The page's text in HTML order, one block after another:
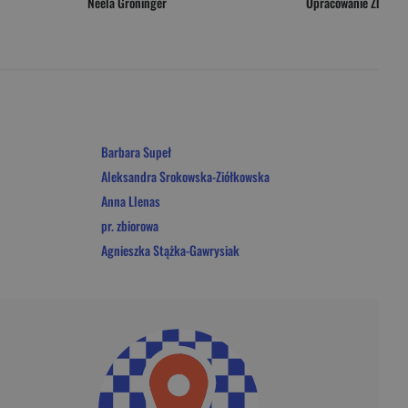
Barbara Supeł
Aleksandra Srokowska-Ziółkowska
Anna Llenas
pr. zbiorowa
Agnieszka Stążka-Gawrysiak